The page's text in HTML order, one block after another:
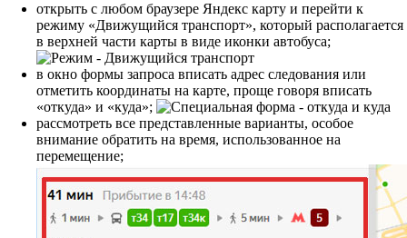
открыть с любом браузере Яндекс карту и перейти к
режиму «Движущийся транспорт», который располагается
в верхней части карты в виде иконки автобуса;
в окно формы запроса вписать адрес следования или
отметить координаты на карте, проще говоря вписать
«откуда» и «куда»;
рассмотреть все представленные варианты, особое
внимание обратить на время, использованное на
перемещение;